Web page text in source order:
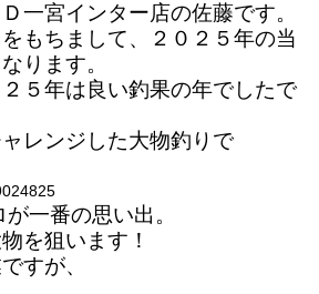
一宮インター店の佐藤です。
もちまして、２０２５年の当
ります。
５年は良い釣果の年でしたで
レンジした大物釣りで
一番の思い出。
を狙います！
すが、